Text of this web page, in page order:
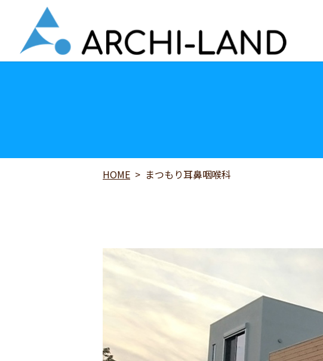
HOME まつもり耳鼻咽喉科